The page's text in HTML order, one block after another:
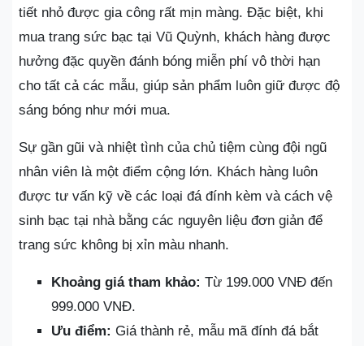
tiết nhỏ được gia công rất mịn màng. Đặc biệt, khi
mua trang sức bạc tại Vũ Quỳnh, khách hàng được
hưởng đặc quyền đánh bóng miễn phí vô thời hạn
cho tất cả các mẫu, giúp sản phẩm luôn giữ được độ
sáng bóng như mới mua.
Sự gần gũi và nhiệt tình của chủ tiệm cùng đội ngũ
nhân viên là một điểm cộng lớn. Khách hàng luôn
được tư vấn kỹ về các loại đá đính kèm và cách vệ
sinh bạc tại nhà bằng các nguyên liệu đơn giản để
trang sức không bị xỉn màu nhanh.
Khoảng giá tham khảo: Từ 199.000 VNĐ đến
999.000 VNĐ.
Ưu điểm: Giá thành rẻ, mẫu mã đính đá bắt